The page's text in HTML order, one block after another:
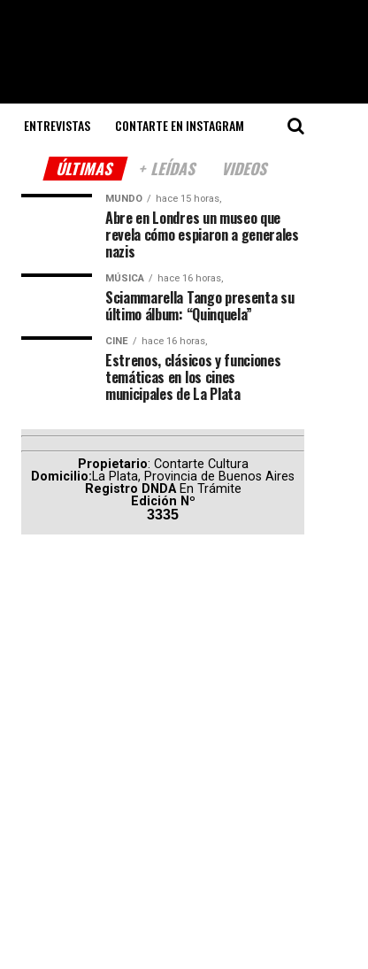
ENTREVISTAS CONTARTE EN INSTAGRAM
ÚLTIMAS + LEÍDAS VIDEOS
MUNDO hace 15 horas,
Abre en Londres un museo que
revela cómo espiaron a generales
nazis
MÚSICA hace 16 horas,
Sciammarella Tango presenta su
último álbum: “Quinquela”
CINE hace 16 horas,
Estrenos, clásicos y funciones
temáticas en los cines
municipales de La Plata
Propietario: Contarte Cultura
Domicilio:La Plata, Provincia de Buenos Aires
Registro DNDA En Trámite
Edición Nº
3335